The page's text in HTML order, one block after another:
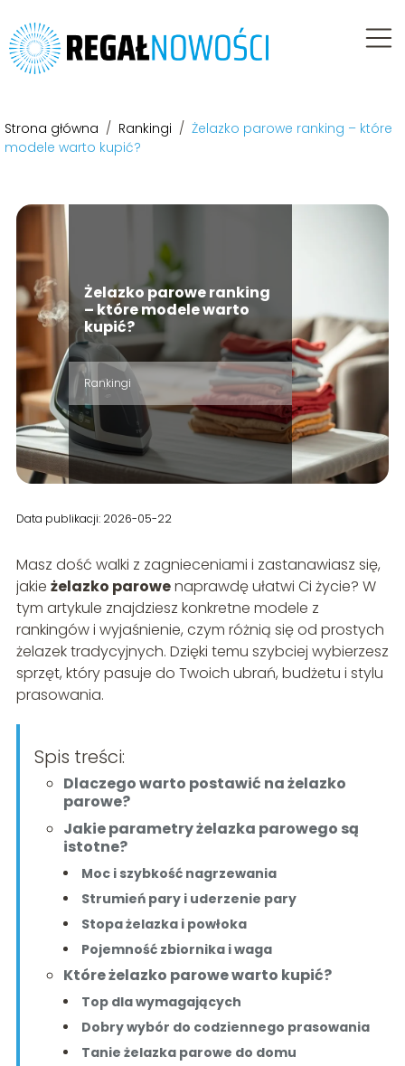
Strona główna / Rankingi / Żelazko parowe ranking – które
modele warto kupić?
Żelazko parowe ranking
– które modele warto
kupić?
Rankingi
Data publikacji: 2026-05-22
Masz dość walki z zagnieceniami i zastanawiasz się,
jakie żelazko parowenaprawdę ułatwi Ci życie? W
tym artykule znajdziesz konkretne modele z
rankingów i wyjaśnienie, czym różnią się od prostych
żelazek tradycyjnych. Dzięki temu szybciej wybierzesz
sprzęt, który pasuje do Twoich ubrań, budżetu i stylu
prasowania.
Spis treści:
Dlaczego warto postawić na żelazko
parowe?
Jakie parametry żelazka parowego są
istotne?
Moc i szybkość nagrzewania
Strumień pary i uderzenie pary
Stopa żelazka i powłoka
Pojemność zbiornika i waga
Które żelazko parowe warto kupić?
Top dla wymagających
Dobry wybór do codziennego prasowania
Tanie żelazka parowe do domu